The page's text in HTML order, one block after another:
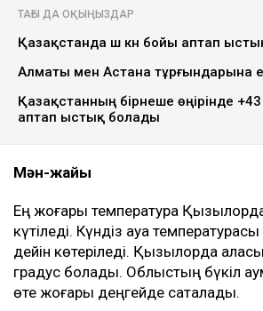
Отбасы банк
жылжыту үшін ақша алған
15:36